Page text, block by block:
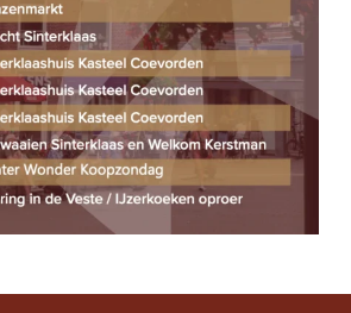
E
N
E
N
W
E
A
V
I
G
A
I